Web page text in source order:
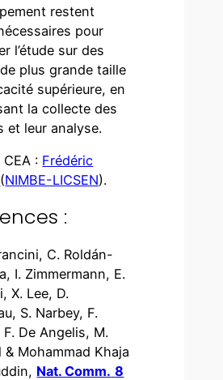
restent
pour
l’étude sur des
plus grande taille
supérieure, en
la collecte des
et leur analyse.
: Frédéric
(NIMBE-LICSEN).
:
C. Roldán-
I. Zimmermann, E.
X. Lee, D.
S. Narbey, F.
De Angelis, M.
& Mohammad Khaja
Nat. Comm. 8